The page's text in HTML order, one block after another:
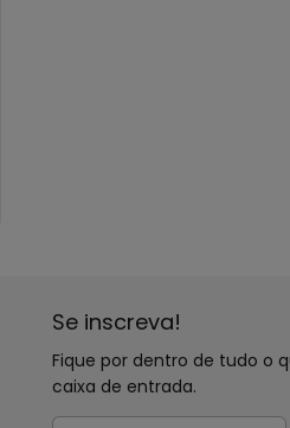
Se inscreva!
Fique por dentro de tudo o
caixa de entrada.